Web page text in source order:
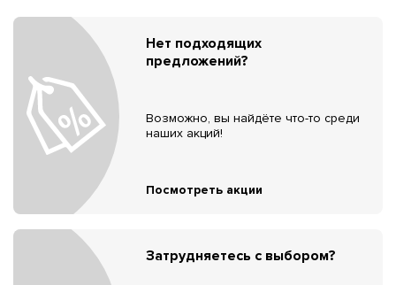
Нет подходящих
предложений?
Возможно, вы найдёте что-то среди
наших акций!
Посмотреть акции
Затрудняетесь с выбором?